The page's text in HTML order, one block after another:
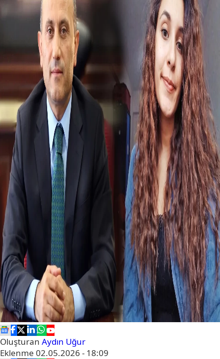
Oluşturan Aydın Uğur
Eklenme 02.05.2026 - 18:09